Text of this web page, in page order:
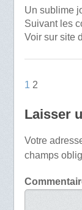
Un sublime
Suivant les
Voir sur site
1 2
Laisser
Votre
champs